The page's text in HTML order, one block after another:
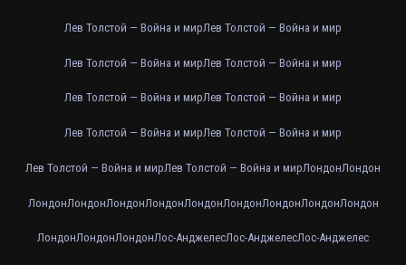
Лев Толстой — Война и мирЛев Толстой — Война и мир
Лев Толстой — Война и мирЛев Толстой — Война и мир
Лев Толстой — Война и мирЛев Толстой — Война и мир
Лев Толстой — Война и мирЛев Толстой — Война и мир
Лев Толстой — Война и мирЛев Толстой — Война и мирЛондонЛондон
ЛондонЛондонЛондонЛондонЛондонЛондонЛондонЛондонЛондон
ЛондонЛондонЛондонЛос-АнджелесЛос-АнджелесЛос-Анджелес